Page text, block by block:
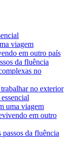
viagem
em outro país
da fluência
no
no exterior
uma viagem
em outro
da fluência